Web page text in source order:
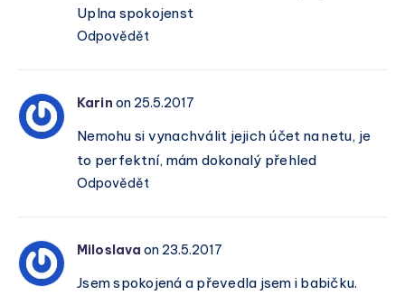
Uplna spokojenst
Odpovědět
Karin on 25.5.2017
Nemohu si vynachválit jejich účet na netu, je
to perfektní, mám dokonalý přehled
Odpovědět
Miloslava on 23.5.2017
Jsem spokojená a převedla jsem i babičku.